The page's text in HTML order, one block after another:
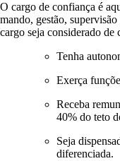
O cargo de confiança é
mando, gestão,
cargo seja considerado de
Tenha
Exerça
Receba
40% do teto
Seja
diferenciada.